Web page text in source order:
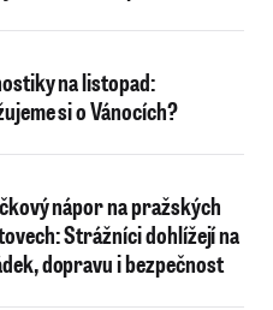
na listopad:
si o Vánocích?
nápor na pražských
Strážníci dohlížejí na
dopravu i bezpečnost